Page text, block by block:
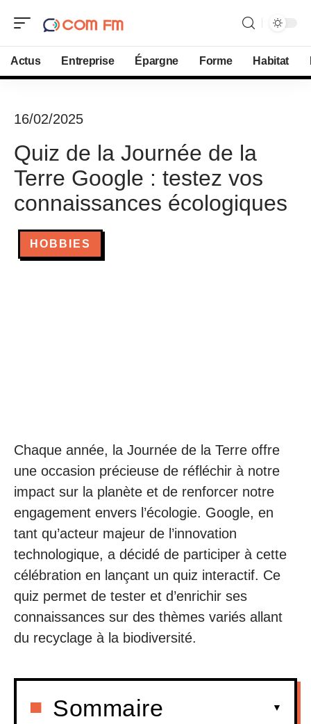
Actus Entreprise Épargne Forme Habitat
16/02/2025
Quiz de la Journée de la
Terre Google : testez vos
connaissances écologiques
HOBBIES
Chaque année, la Journée de la Terre offre
une occasion précieuse de réfléchir à notre
impact sur la planète et de renforcer notre
engagement envers l’écologie. Google, en
tant qu’acteur majeur de l’innovation
technologique, a décidé de participer à cette
célébration en lançant un quiz interactif. Ce
quiz permet de tester et d’enrichir ses
connaissances sur des thèmes variés allant
du recyclage à la biodiversité.
Sommaire